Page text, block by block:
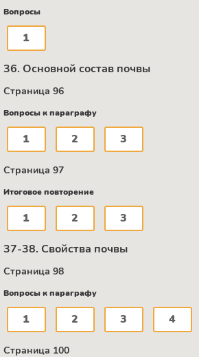
Вопросы
1
36. Основной состав почвы
Страница 96
Вопросы к параграфу
1 2 3
Страница 97
Итоговое повторение
1 2 3
37-38. Свойства почвы
Страница 98
Вопросы к параграфу
1 2 3 4
Страница 100